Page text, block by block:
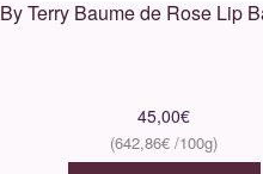
By Terry Baume de Rose Lip
45,00€
642,86€